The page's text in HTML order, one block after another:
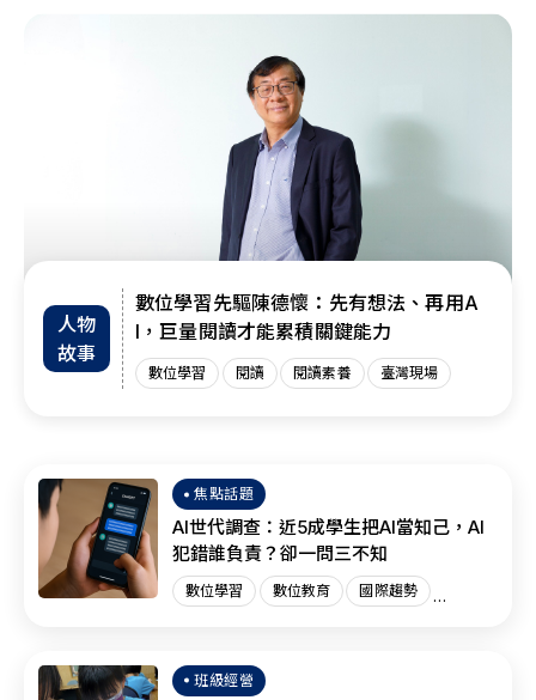
人物
故事
數位學習先驅陳德懷：先有想法、再用A
I，巨量閱讀才能累積關鍵能力
數位學習 閱讀 閱讀素養 臺灣現場
焦點話題
AI世代調查：近5成學生把AI當知己，AI
犯錯誰負責？卻一問三不知
數位學習 數位教育 國際趨勢
班級經營